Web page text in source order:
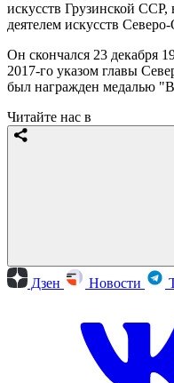
искусств Грузинской
деятелем искусств
Он скончался 23 декабря
2017-го указом главы
был награжден медалью
Читайте нас в
Дзен Новости